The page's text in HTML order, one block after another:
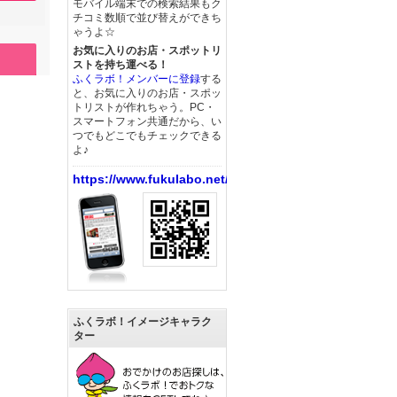
モバイル端末での検索結果もク
チコミ数順で並び替えができち
ゃうよ☆
お気に入りのお店・スポットリ
ストを持ち運べる！
ふくラボ！メンバーに登録する
と、お気に入りのお店・スポッ
トリストが作れちゃう。PC・
スマートフォン共通だから、い
つでもどこでもチェックできる
よ♪
https://www.fukulabo.net/
ふくラボ！イメージキャラク
ター